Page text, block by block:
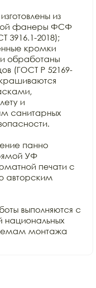
из
фанеры ФСФ
3916.1-2018);
кромки
обработаны
(ГОСТ Р 52169-
и
санитарных
панно
УФ
печати с
авторским
выполняются с
национальных
монтажа